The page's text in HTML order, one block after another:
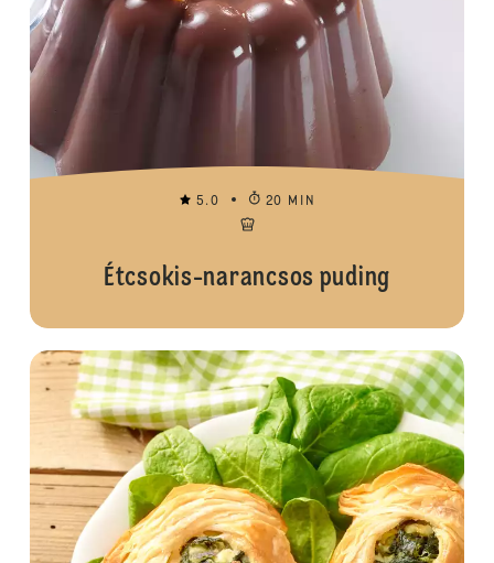
5.0 20 MIN
Étcsokis-narancsos puding